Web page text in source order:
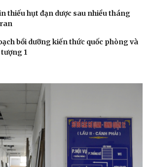
thiếu hụt đạn dược sau nhiều tháng
bồi dưỡng kiến thức quốc phòng và
1